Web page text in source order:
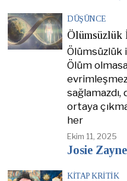
DÜŞÜNCE
Ölümsüzlük
Ölümsüzlük
Ölüm
ortaya
her
Ekim 11, 2025
Josie
KITAP KRITIK